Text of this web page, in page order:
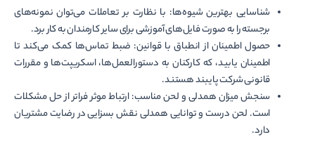
شناسایی بهترین شیوه‌ها: با نظارت بر تعاملات می‌توان نمونه‌های
برجسته را به صورت فایل‌های آموزشی برای سایر کارمندان به کار برد.
حصول اطمینان از انطباق با قوانین: ضبط تماس‌ها کمک می‌کند تا
اطمینان یابید، که کارکنان به دستورالعمل‌ها، اسکریپت‌ها و مقررات
قانونی شرکت پایبند هستند.
سنجش میزان همدلی و لحن مناسب: ارتباط موثر فراتر از حل مشکلات
است. لحن درست و توانایی همدلی نقش بسزایی در رضایت مشتریان
دارد.